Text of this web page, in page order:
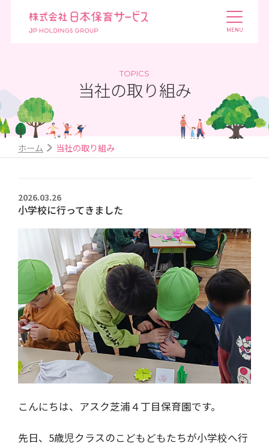
TOPICS
当社の取り組み
ホーム 当社の取り組み
2026.03.26
小学校に行ってきました
こんにちは、アスク芝浦４丁目保育園です。
先日、5歳児クラスのこどもどもたちが小学校へ行